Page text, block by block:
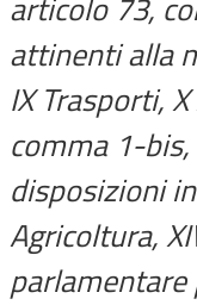
attinenti alla
IX Trasporti,
comma 1-
disposizioni
Agricoltura,